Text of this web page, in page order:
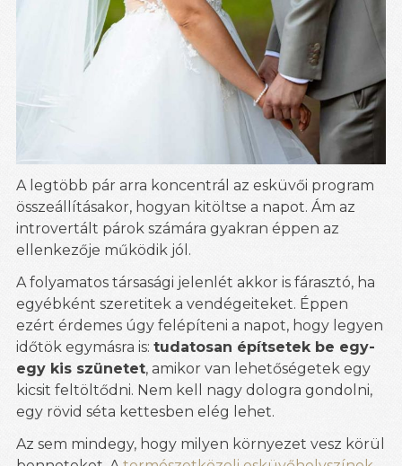
A legtöbb pár arra koncentrál az esküvői program
összeállításakor, hogyan kitöltse a napot. Ám az
introvertált párok számára gyakran éppen az
ellenkezője működik jól.
A folyamatos társasági jelenlét akkor is fárasztó, ha
egyébként szeretitek a vendégeiteket. Éppen
ezért érdemes úgy felépíteni a napot, hogy legyen
időtök egymásra is: tudatosan építsetek be egy-
egy kis szünetet, amikor van lehetőségetek egy
kicsit feltöltődni. Nem kell nagy dologra gondolni,
egy rövid séta kettesben elég lehet.
Az sem mindegy, hogy milyen környezet vesz körül